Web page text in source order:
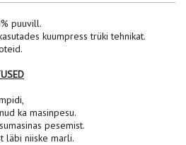
puuvill.
kuumpress trüki tehnikat.
ka masinpesu.
pesemist.
läbi niiske marli.